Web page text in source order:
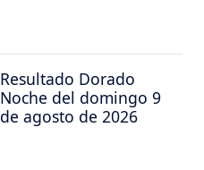
Resultado Dorado
Noche del domingo 9
de agosto de 2026